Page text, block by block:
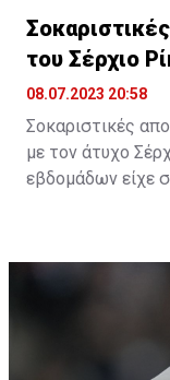
του Σέρχιο
08.07.2023 20:58
Σοκαριστικές
με τον άτυχο
εβδομάδων είχε
Μονάδα
Ο Ισπανός κίπερ
το 30% της
ανέφεραν πως αν